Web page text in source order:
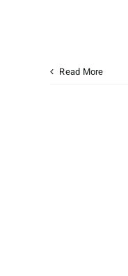
Read More